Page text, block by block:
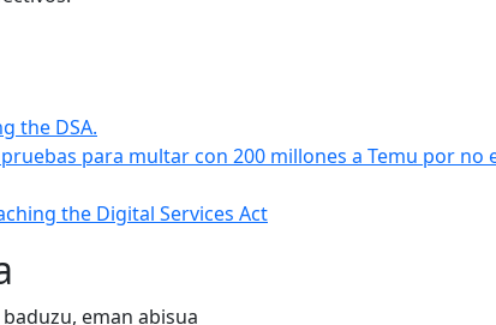
the DSA.
para multar con 200 millones a Temu por no
the Digital Services Act
eman abisua